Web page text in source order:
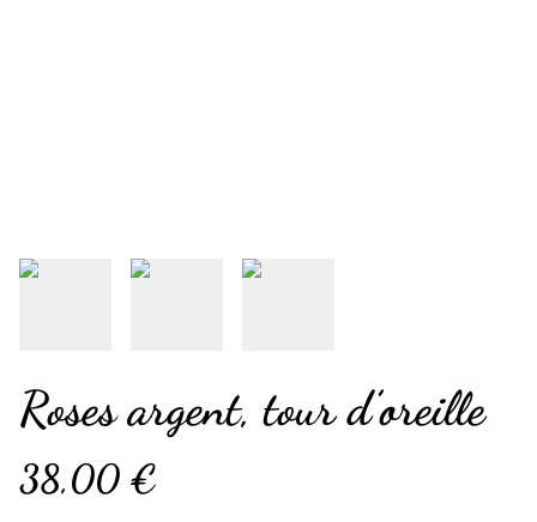
Roses argent, tour d’oreille
38,00 €